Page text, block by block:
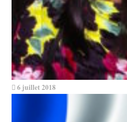
6 juillet 2018